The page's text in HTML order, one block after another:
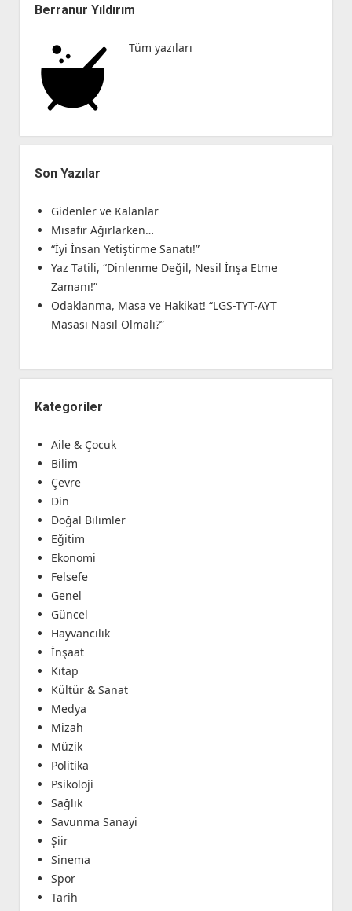
Menü
Berranur Yıldırım
Tüm yazıları
Son Yazılar
Gidenler ve Kalanlar
Misafir Ağırlarken…
“İyi İnsan Yetiştirme Sanatı!”
Yaz Tatili, “Dinlenme Değil, Nesil İnşa Etme
Zamanı!”
Odaklanma, Masa ve Hakikat! “LGS-TYT-AYT
Masası Nasıl Olmalı?”
Kategoriler
Aile & Çocuk
Bilim
Çevre
Din
Doğal Bilimler
Eğitim
Ekonomi
Felsefe
Genel
Güncel
Hayvancılık
İnşaat
Kitap
Kültür & Sanat
Medya
Mizah
Müzik
Politika
Psikoloji
Sağlık
Savunma Sanayi
Şiir
Sinema
Spor
Tarih